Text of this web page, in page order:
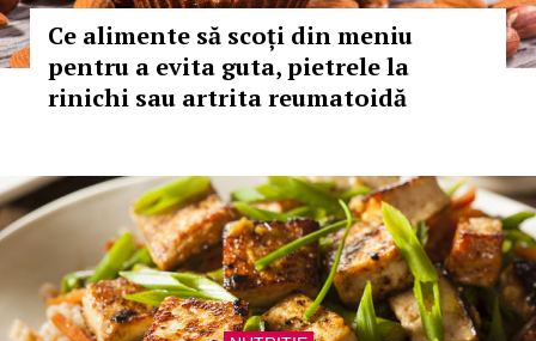
Ce alimente să scoți din meniu
pentru a evita guta, pietrele la
rinichi sau artrita reumatoidă